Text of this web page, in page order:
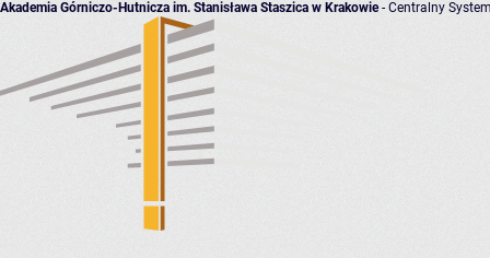
Akademia Górniczo-Hutnicza im. Stanisława Staszica w Krakowie- Centralny